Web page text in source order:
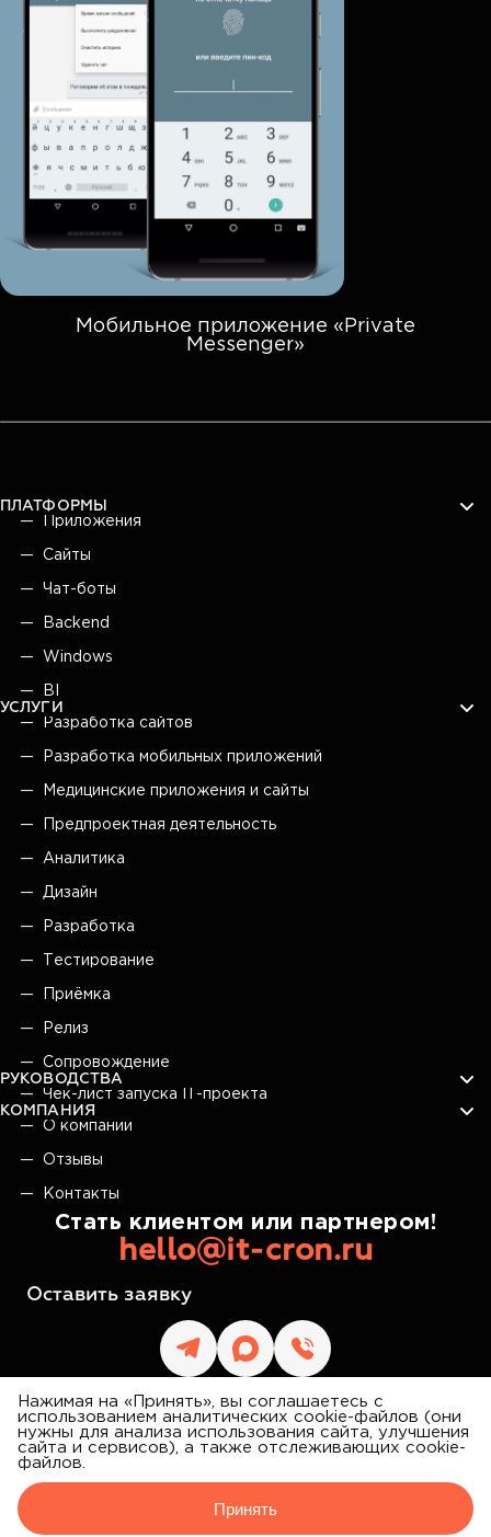
Мобильное приложение «Private
Messenger»
Нажимая на «Принять», вы соглашаетесь с
использованием аналитических cookie-файлов (они
нужны для анализа использования сайта, улучшения
сайта и сервисов), а также отслеживающих cookie-
файлов.
Принять
IT CRON
ПЛАТФОРМЫ
Приложения
Сайты
Чат-боты
Backend
Windows
BI
УСЛУГИ
Разработка сайтов
Разработка мобильных приложений
Медицинские приложения и сайты
Предпроектная деятельность
Аналитика
Дизайн
Разработка
Тестирование
Приёмка
Релиз
Сопровождение
РУКОВОДСТВА
Чек-лист запуска IT-проекта
КОМПАНИЯ
О компании
Отзывы
Контакты
Стать клиентом или партнером!
hello@it-cron.ru
Оставить заявку